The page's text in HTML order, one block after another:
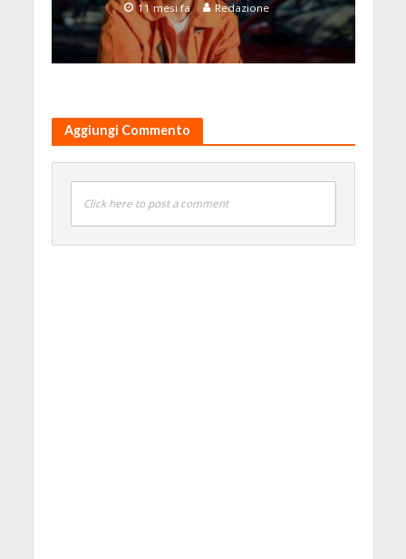
11 mesi fa Redazione
Aggiungi Commento
Click here to post a comment